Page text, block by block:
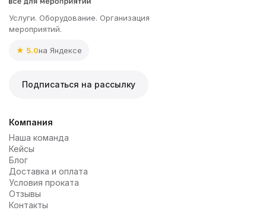
Услуги. Оборудование. Организация
мероприятий.
★ 5.0на Яндексе
Подписаться на рассылку
Компания
Наша команда
Кейсы
Блог
Доставка и оплата
Условия проката
Отзывы
Контакты